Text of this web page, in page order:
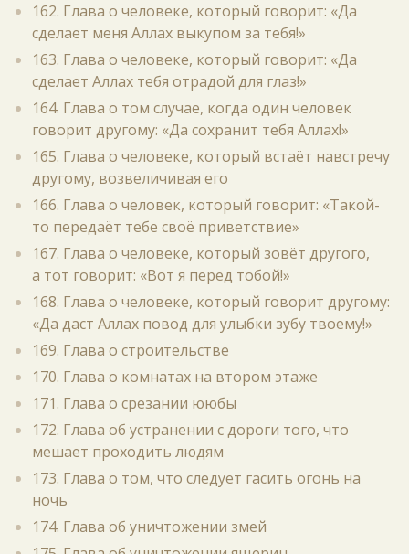
162. Глава о человеке, который говорит: «Да
сделает меня Аллах выкупом за тебя!»
163. Глава о человеке, который говорит: «Да
сделает Аллах тебя отрадой для глаз!»
164. Глава о том случае, когда один человек
говорит другому: «Да сохранит тебя Аллах!»
165. Глава о человеке, который встаёт навстречу
другому, возвеличивая его
166. Глава о человек, который говорит: «Такой-
то передаёт тебе своё приветствие»
167. Глава о человеке, который зовёт другого,
а тот говорит: «Вот я перед тобой!»
168. Глава о человеке, который говорит другому:
«Да даст Аллах повод для улыбки зубу твоему!»
169. Глава о строительстве
170. Глава о комнатах на втором этаже
171. Глава о срезании ююбы
172. Глава об устранении с дороги того, что
мешает проходить людям
173. Глава о том, что следует гасить огонь на
ночь
174. Глава об уничтожении змей